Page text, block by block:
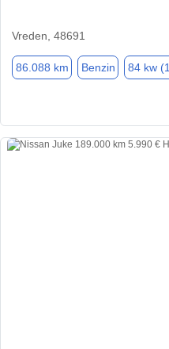
Vreden, 48691
86.088 km Benzin 84 kw